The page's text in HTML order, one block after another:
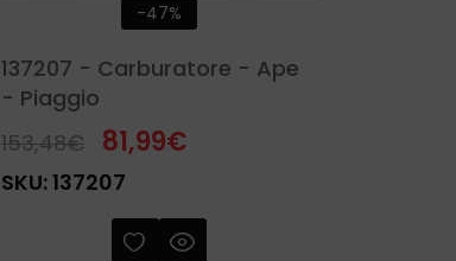
-47%
137207 - Carburatore - Ape
- Piaggio
153,48€ 81,99€
SKU:137207